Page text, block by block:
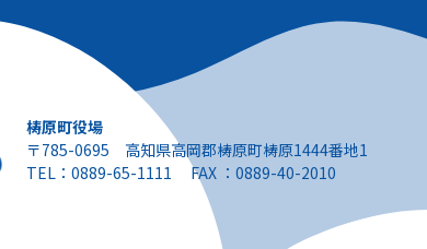
梼原町役場
〒785-0695 高知県高岡郡梼原町梼原1444番地1
TEL：0889-65-1111 FAX ：0889-40-2010